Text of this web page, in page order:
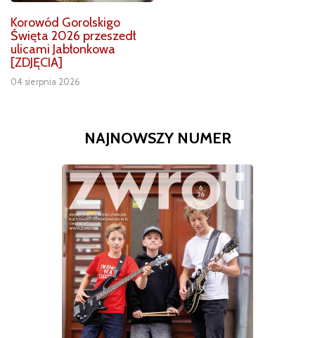
Korowód Gorolskigo
Święta 2026 przeszedł
ulicami Jabłonkowa
[ZDJĘCIA]
04 sierpnia 2026
NAJNOWSZY NUMER